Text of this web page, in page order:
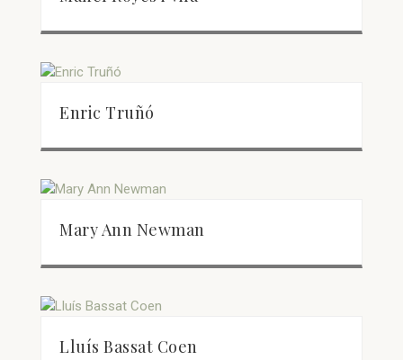
Enric Truñó
Mary Ann Newman
Lluís Bassat Coen